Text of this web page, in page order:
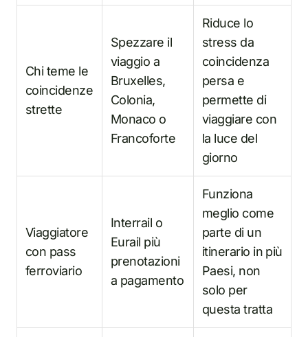
Chi teme le
coincidenze
strette
Spezzare il
viaggio a
Bruxelles,
Colonia,
Monaco o
Francoforte
Riduce lo
stress da
coincidenza
persa e
permette di
viaggiare con
la luce del
giorno
Viaggiatore
con pass
ferroviario
Interrail o
Eurail più
prenotazioni
a pagamento
Funziona
meglio come
parte di un
itinerario in più
Paesi, non
solo per
questa tratta